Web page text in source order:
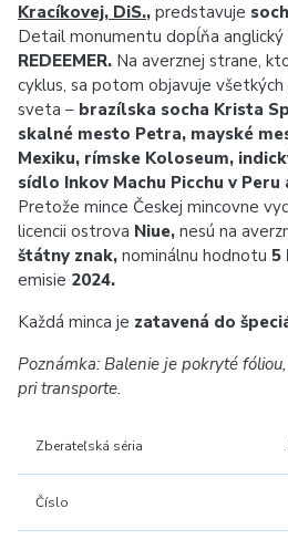
Kracíkovej, DiS., predstavuje
Detail monumentu dopĺňa anglický
REDEEMER. Na averznej strane,
cyklus, sa potom objavuje
sveta – brazílska socha Krista
skalné mesto Petra, mayské
Mexiku, rímske Koloseum,
sídlo Inkov Machu Picchu v Peru
Pretože mince Českej mincovne
licencii ostrova Niue, nesú na
štátny znak, nominálnu hodnotu 5
emisie 2024.
Každá minca je zatavená do
Poznámka: Balenie je pokryté
pri transporte.
Zberateľská séria
Číslo